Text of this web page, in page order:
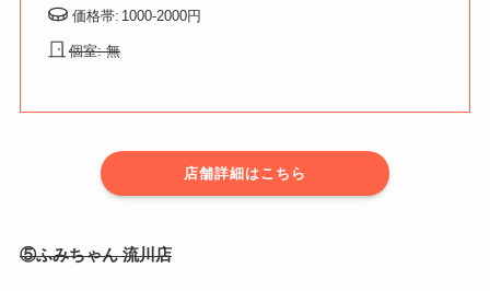
価格帯: 1000-2000円
個室: 無
店舗詳細はこちら
⑤ふみちゃん 流川店